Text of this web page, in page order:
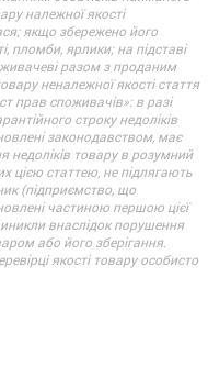
належної якості
якщо збережено його
пломби, ярлики; на підставі
разом з проданим
неналежної якості стаття
прав споживачів»: в разі
строку недоліків
законодавством, має
недоліків товару в розумний
цією статтею, не підлягають
(підприємство, що
частиною першою цієї
внаслідок порушення
або його зберігання.
якості товару особисто